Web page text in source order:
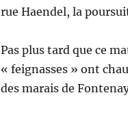
rue Haendel, la
Pas plus tard que ce
« feignasses » ont
des marais de